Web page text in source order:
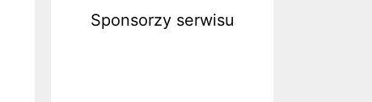
Sponsorzy serwisu